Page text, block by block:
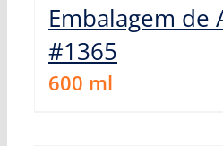
Embalagem de
#1365
600 ml